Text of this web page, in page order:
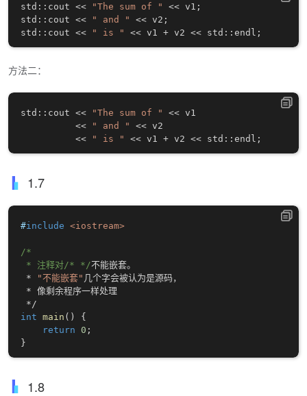
std :: cout << "The sum of " << v1 ;
std :: cout << " and " << v2 ;
std :: cout << " is " << v1 + v2 << std :: endl ;
方法二：
std :: cout << "The sum of " << v1
<<
" and " << v2
<<
" is " << v1 + v2 << std :: endl ;
1.7
#include <iostream>
/*
* 注释对/* */不能嵌套。
*
"不能嵌套" 几个字会被认为是源码，
* 像剩余程序一样处理
* /
int main ( )
{
return 0 ;
}
1.8